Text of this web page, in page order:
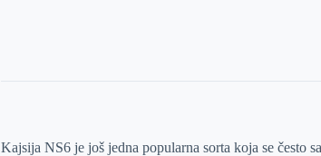
Kajsija NS6 je još jedna popularna sorta koja se